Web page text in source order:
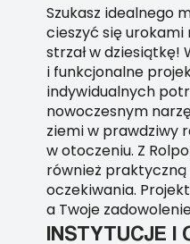
Szukasz idealnego
cieszyć się
strzał w dziesiątkę!
i funkcjonalne
indywidualnych
nowoczesnym
ziemi w prawdziwy
w otoczeniu. Z
również praktyczną
oczekiwania.
a Twoje
INSTYTUCJE I